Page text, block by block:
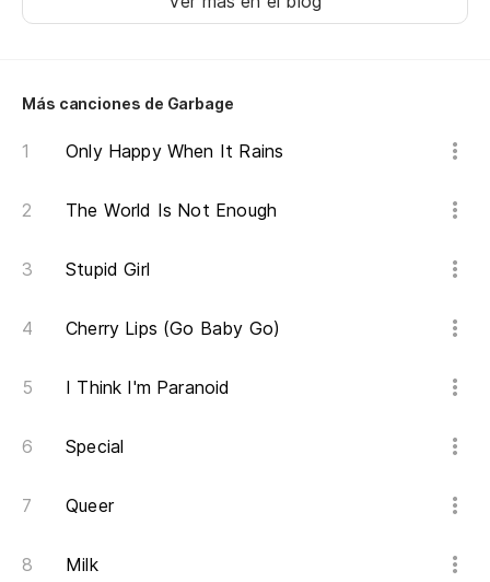
Más canciones de Garbage
Only Happy When It Rains
The World Is Not Enough
Stupid Girl
Cherry Lips (Go Baby Go)
I Think I'm Paranoid
Special
Queer
Milk